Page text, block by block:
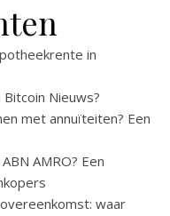
in
Nieuws?
met annuïteiten? Een
AMRO? Een
waar